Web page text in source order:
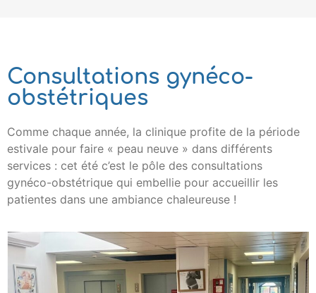
Consultations gynéco-
obstétriques
Comme chaque année, la clinique profite de la période
estivale pour faire « peau neuve » dans différents
services : cet été c’est le pôle des consultations
gynéco-obstétrique qui embellie pour accueillir les
patientes dans une ambiance chaleureuse !